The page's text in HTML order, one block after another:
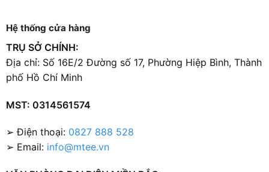
Hệ thống cửa hàng
TRỤ SỞ CHÍNH:
Địa chỉ: Số 16E/2 Đường số 17, Phường Hiệp Bình, Thành
phố Hồ Chí Minh
MST: 0314561574
➢ Điện thoại: 0827 888 528
➢ Email: info@mtee.vn